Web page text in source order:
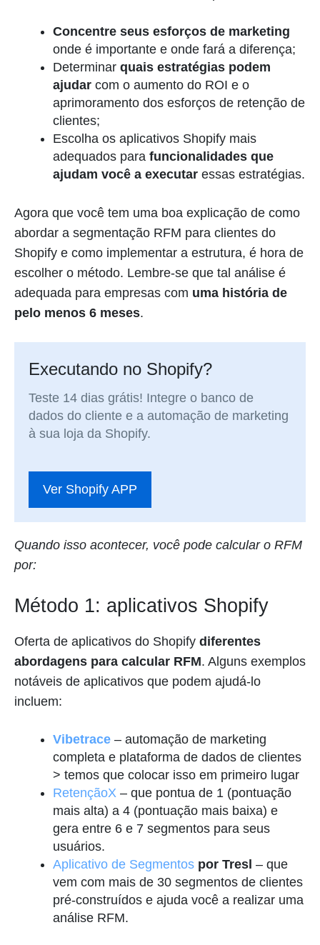
Concentre seus esforços de marketing
onde é importante e onde fará a diferença;
Determinar quais estratégias podem
ajudar com o aumento do ROI e o
aprimoramento dos esforços de retenção de
clientes;
Escolha os aplicativos Shopify mais
adequados para funcionalidades que
ajudam você a executar essas estratégias.
Agora que você tem uma boa explicação de como
abordar a segmentação RFM para clientes do
Shopify e como implementar a estrutura, é hora de
escolher o método. Lembre-se que tal análise é
adequada para empresas com uma história de
pelo menos 6 meses.
Executando no Shopify?
Teste 14 dias grátis! Integre o banco de
dados do cliente e a automação de marketing
à sua loja da Shopify.
Ver Shopify APP
Quando isso acontecer, você pode calcular o RFM
por:
Método 1: aplicativos Shopify
Oferta de aplicativos do Shopify diferentes
abordagens para calcular RFM. Alguns exemplos
notáveis de aplicativos que podem ajudá-lo
incluem:
Vibetrace – automação de marketing
completa e plataforma de dados de clientes
> temos que colocar isso em primeiro lugar
RetençãoX – que pontua de 1 (pontuação
mais alta) a 4 (pontuação mais baixa) e
gera entre 6 e 7 segmentos para seus
usuários.
Aplicativo de Segmentos por Tresl – que
vem com mais de 30 segmentos de clientes
pré-construídos e ajuda você a realizar uma
análise RFM.